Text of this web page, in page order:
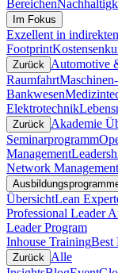
Bereichen
Im Fokus
Exzellent in
Footprint
Zurück Automotive
Raumfahrt
Bankwesen
Elektrotechnik
Zurück Akademie
Seminarprogramm
Management
Network Management
ÜbersichtLean
Professional Leader
Leader Program
Inhouse TrainingBest
Zurück
Alle